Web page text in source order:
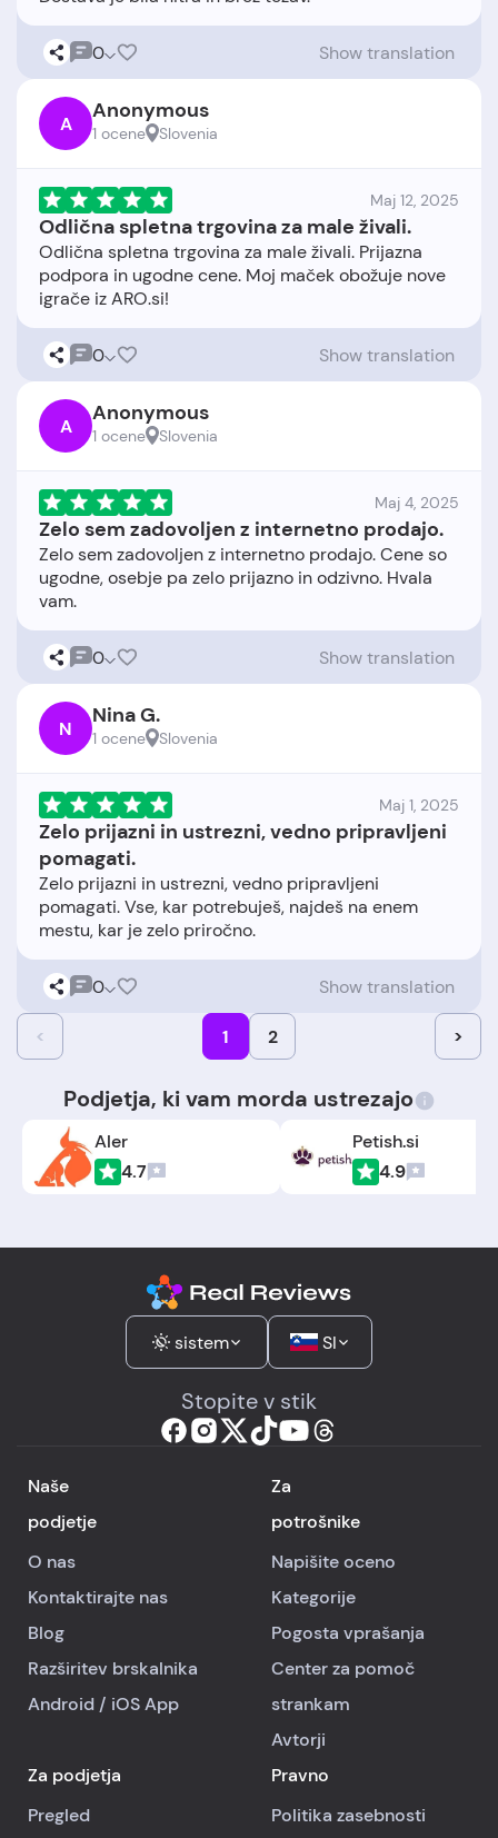
0 Show translation
A Anonymous
1 ocene Slovenia
Maj 12, 2025
Odlična spletna trgovina za male živali.
Odlična spletna trgovina za male živali. Prijazna
podpora in ugodne cene. Moj maček obožuje nove
0 Show translation
A Anonymous
1 ocene Slovenia
Maj 4, 2025
Zelo sem zadovoljen z internetno prodajo.
Zelo sem zadovoljen z internetno prodajo. Cene so
ugodne, osebje pa zelo prijazno in odzivno. Hvala
0 Show translation
N Nina G.
1 ocene Slovenia
Maj 1, 2025
Zelo prijazni in ustrezni, vedno pripravljeni
pomagati.
Zelo prijazni in ustrezni, vedno pripravljeni
pomagati. Vse, kar potrebuješ, najdeš na enem
0 Show translation
< 1 2 >
Podjetja, ki vam morda ustrezajo
Aler
4.7
Petish.si
4.9
sistem SI
Stopite v stik
Naše
podjetje
O nas
Kontaktirajte nas
Blog
Razširitev brskalnika
Android / iOSApp
Za
potrošnike
Napišite oceno
Kategorije
Pogosta vprašanja
Center za pomoč
strankam
Avtorji
Za podjetja
Pregled
Pravno
Politika zasebnosti